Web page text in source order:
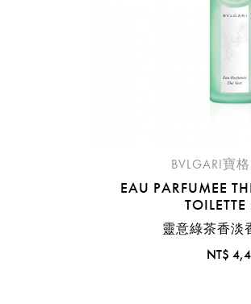
BVLGARI寶
EAU PARFUMEE
靈意綠茶香淡
NT$